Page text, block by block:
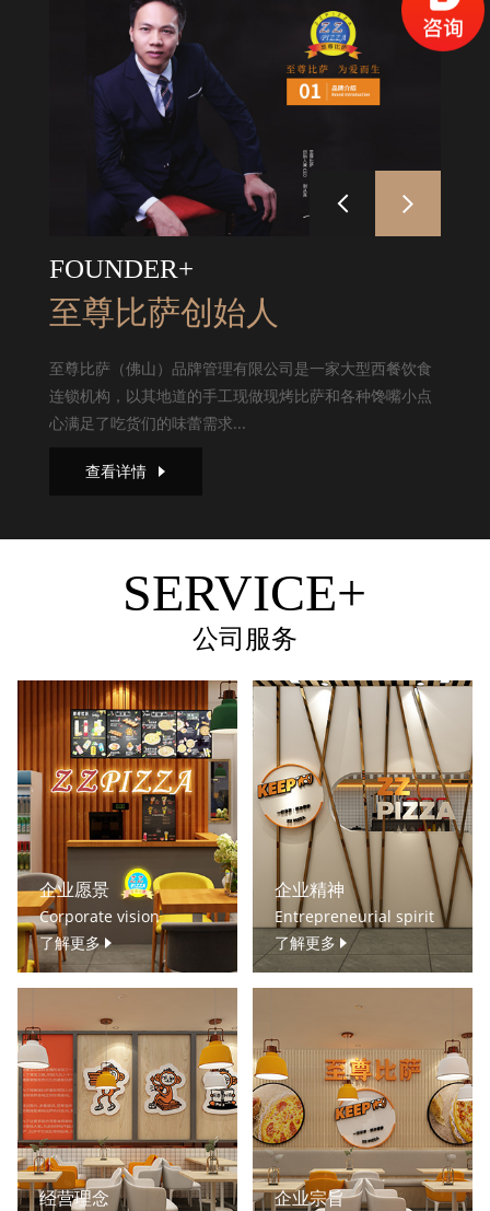
FOUNDER+
至尊比萨创始人
至尊比萨（佛山）品牌管理有限公司是一家大型西餐饮食
连锁机构，以其地道的手工现做现烤比萨和各种馋嘴小点
心满足了吃货们的味蕾需求...
查看详情
SERVICE+
公司服务
企业愿景
Corporate vision
了解更多
企业精神
Entrepreneurial spirit
了解更多
经营理念 企业宗旨